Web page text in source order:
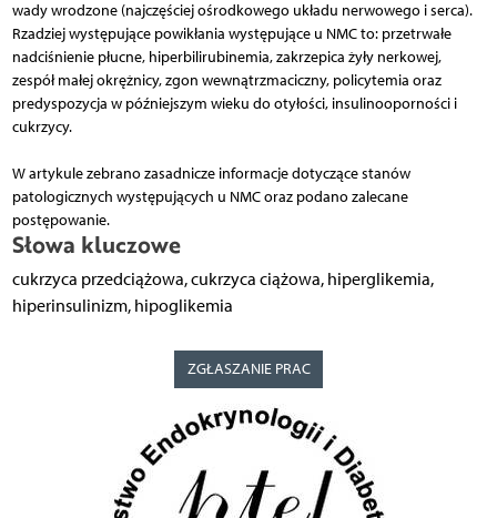
wady wrodzone (najczęściej ośrodkowego układu nerwowego i serca).
Rzadziej występujące powikłania występujące u NMC to: przetrwałe
nadciśnienie płucne, hiperbilirubinemia, zakrzepica żyły nerkowej,
zespół małej okrężnicy, zgon wewnątrzmaciczny, policytemia oraz
predyspozycja w późniejszym wieku do otyłości, insulinooporności i
cukrzycy.
W artykule zebrano zasadnicze informacje dotyczące stanów
patologicznych występujących u NMC oraz podano zalecane
postępowanie.
Słowa kluczowe
cukrzyca przedciążowa, cukrzyca ciążowa, hiperglikemia,
hiperinsulinizm, hipoglikemia
ZGŁASZANIE PRAC